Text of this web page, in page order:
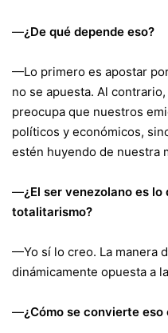
—¿De qué depende eso?
—Lo primero es apostar
no se apuesta. Al
preocupa que nuestros
políticos y económicos,
estén huyendo de nuestra
—¿El ser venezolano es
totalitarismo?
—Yo sí lo creo. La manera
dinámicamente opuesta a
—¿Cómo se convierte